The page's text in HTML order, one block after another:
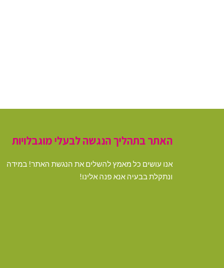
האתר בתהליך הנגשה לבעלי מוגבלויות
אנו עושים כל מאמץ להשלים את הנגשת האתר! במידה
ונתקלת בבעיה אנא פנה אלינו!